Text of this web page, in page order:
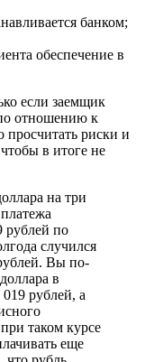
банком;
обеспечение в
если заемщик
отношению к
риски и
в итоге не
на три
рублей по
случился
Вы по-
в
рублей, а
таком курсе
еще